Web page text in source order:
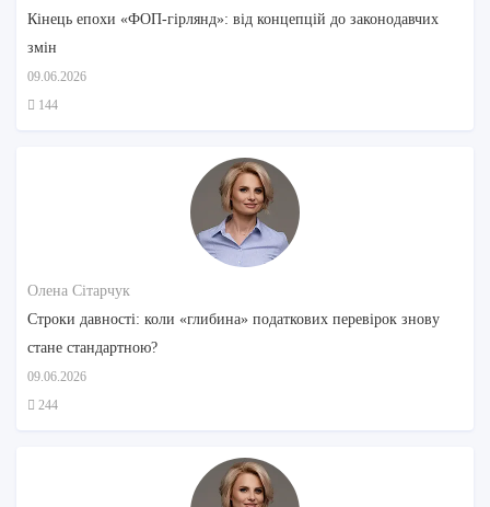
Кінець епохи «ФОП-гірлянд»: від концепцій до законодавчих
змін
09.06.2026
144
Олена Сітарчук
Строки давності: коли «глибина» податкових перевірок знову
стане стандартною?
09.06.2026
244